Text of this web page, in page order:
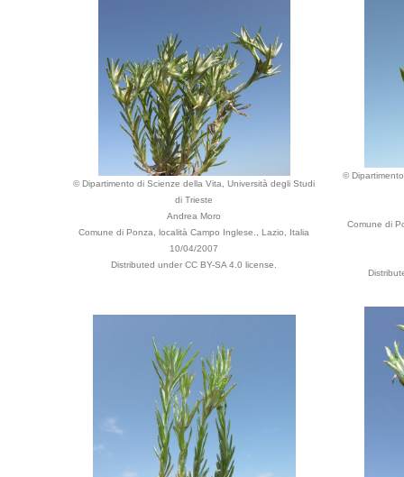
© Dipartimento di Scienze della Vita, Università degli Studi
di Trieste
Andrea Moro
Comune di Ponza, località Campo Inglese., Lazio, Italia
10/04/2007
Distributed under CC BY-SA 4.0 license.
©
Comune di